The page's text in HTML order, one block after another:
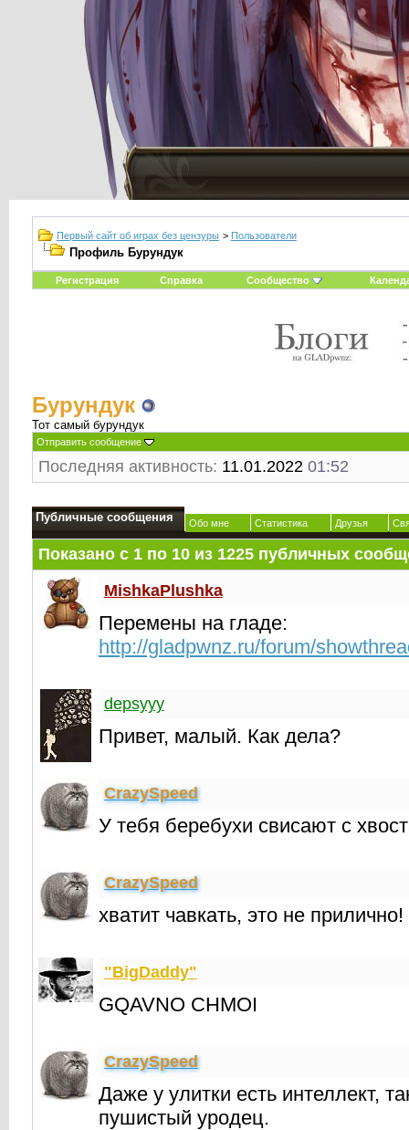
Первый сайт об играх без цензуры > Пользователи
Профиль Бурундук
Регистрация Справка Сообщество
Бурундук
Тот самый бурундук
Отправить сообщение
Последняя активность: 11.01.2022 01:52
Публичные сообщения Обо мне Статистика Друзья
Показано с 1 по 10из 1225публичных
MishkaPlushka
Перемены на гладе:
http://gladpwnz.ru/forum/
depsyyy
Привет, малый. Как дела?
CrаzySpeed
У тебя беребухи свисают с
CrаzySpeed
хватит чавкать, это не прилично!
"BigDaddy"
GQAVNO CHMOI
CrаzySpeed
Даже у улитки есть интеллект,
пушистый уродец.